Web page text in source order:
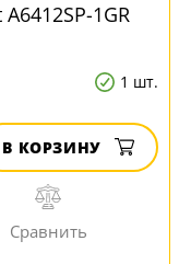
1GR
1 шт.
В КОРЗИНУ